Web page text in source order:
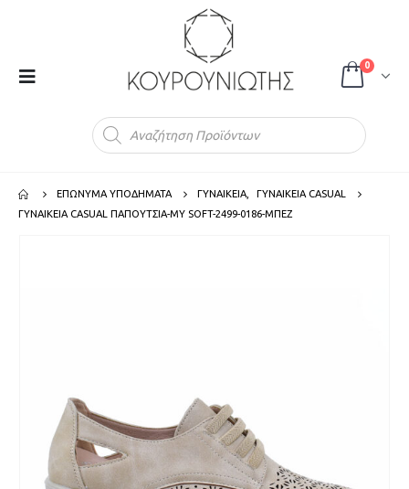
0
ΕΠΩΝΥΜΑ ΥΠΟΔΗΜΑΤΑ ΓΥΝΑΙΚΕΙΑ
ΓΥΝΑΙΚΕΙΑ CASUAL
ΓΥΝΑΙΚΕΙΑ CASUAL ΠΑΠΟΥΤΣΙΑ-MY SOFT-2499-0186-ΜΠΕΖ